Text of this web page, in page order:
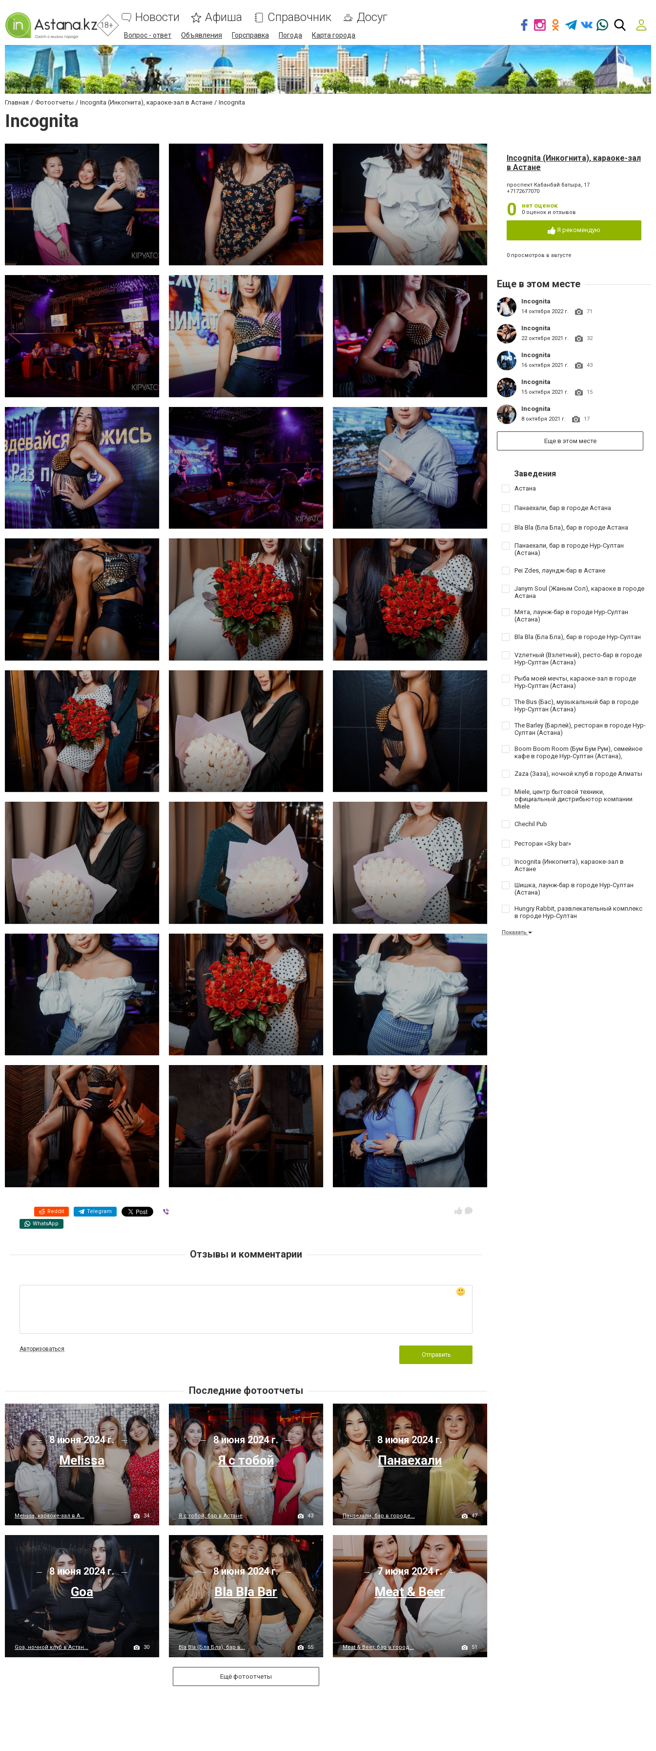
18+
Новости Афиша Справочник Досуг
Вопрос - ответ Объявления Горсправка Погода Карта города
Главная Фотоотчеты Incognita (Инкогнита), караоке-зал в Астане Incognita
Incognita
Reddit Telegram
WhatsApp
Отзывы и комментарии
Авторизоваться
Отправить
Incognita (Инкогнита), караоке-зал
в Астане
проспект Кабанбай батыра, 17
+7172677070
0 нет оценок
0 оценок и отзывов
Я рекомендую
0 просмотров в августе
Еще в этом месте
Incognita
14 октября 2022 г. 71
Incognita
22 октября 2021 г. 32
Incognita
16 октября 2021 г. 43
Incognita
15 октября 2021 г. 15
Incognita
8 октября 2021 г. 17
Еще в этом месте
Заведения
Астана
Панаехали, бар в городе Астана
Bla Bla (Бла Бла), бар в городе Астана
Панаехали, бар в городе Нур-Султан
(Астана)
Pei Zdes, лаундж-бар в Астане
Janym Soul (Жаным Сол), караоке в городе
Астана
Мята, лаунж-бар в городе Нур-Султан
(Астана)
Bla Bla (Бла Бла), бар в городе Нур-Султан
Vzлетный (Взлетный), ресто-бар в городе
Нур-Султан (Астана)
Рыба моей мечты, караоке-зал в городе
Нур-Султан (Астана)
The Bus (Бас), музыкальный бар в городе
Нур-Султан (Астана)
The Barley (Барлей), ресторан в городе Нур-
Султан (Астана)
Boom Boom Room (Бум Бум Рум), семейное
кафе в городе Нур-Султан (Астана),
Zaza (Заза), ночной клуб в городе Алматы
Miele, центр бытовой техники,
официальный дистрибьютор компании
Miele
Chechil Pub
Ресторан «Sky bar»
Incognita (Инкогнита), караоке-зал в
Астане
Шишка, лаунж-бар в городе Нур-Султан
(Астана)
Hungry Rabbit, развлекательный комплекс
в городе Нур-Султан
Показать
Последние фотоотчеты
8 июня 2024 г.
Melissa
Melissa, караоке-зал в А... 34
8 июня 2024 г.
Я с тобой
Я с тобой, бар в Астане 43
8 июня 2024 г.
Панаехали
Панаехали, бар в городе... 47
8 июня 2024 г.
Goa
Goa, ночной клуб в Астан... 30
8 июня 2024 г.
Bla Bla Bar
Bla Bla (Бла Бла), бар в... 55
7 июня 2024 г.
Meat & Beer
Meat & Beer, бар в город... 51
Ещё фотоотчеты